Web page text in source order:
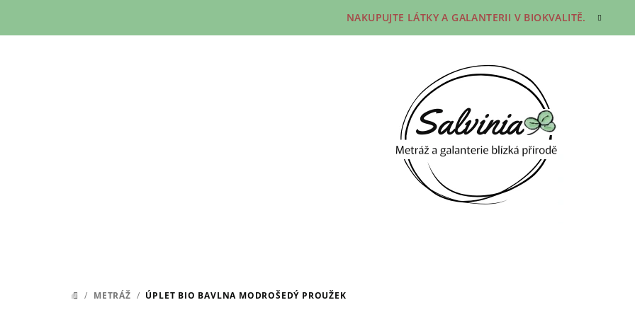
NAKUPUJTE LÁTKY A GALANTERII V BIOKVALITĚ.
DOMŮ
/ METRÁŽ / ÚPLET BIO BAVLNA MODROŠEDÝ PROUŽEK